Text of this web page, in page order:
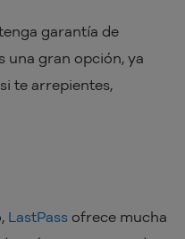
garantía de
una gran opción, ya
te arrepientes,
LastPass ofrece mucha